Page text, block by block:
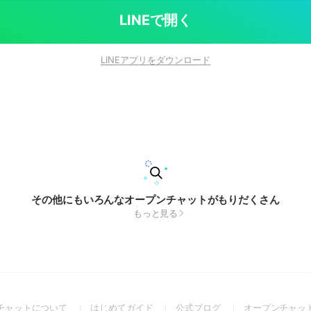
LINEで開く
LINEアプリをダウンロード
その他にもいろんなオープンチャットがもりだくさん
もっと見る
ャットについて (Openはじめてガイド (Open公式ブログ (Openオープンチャッ